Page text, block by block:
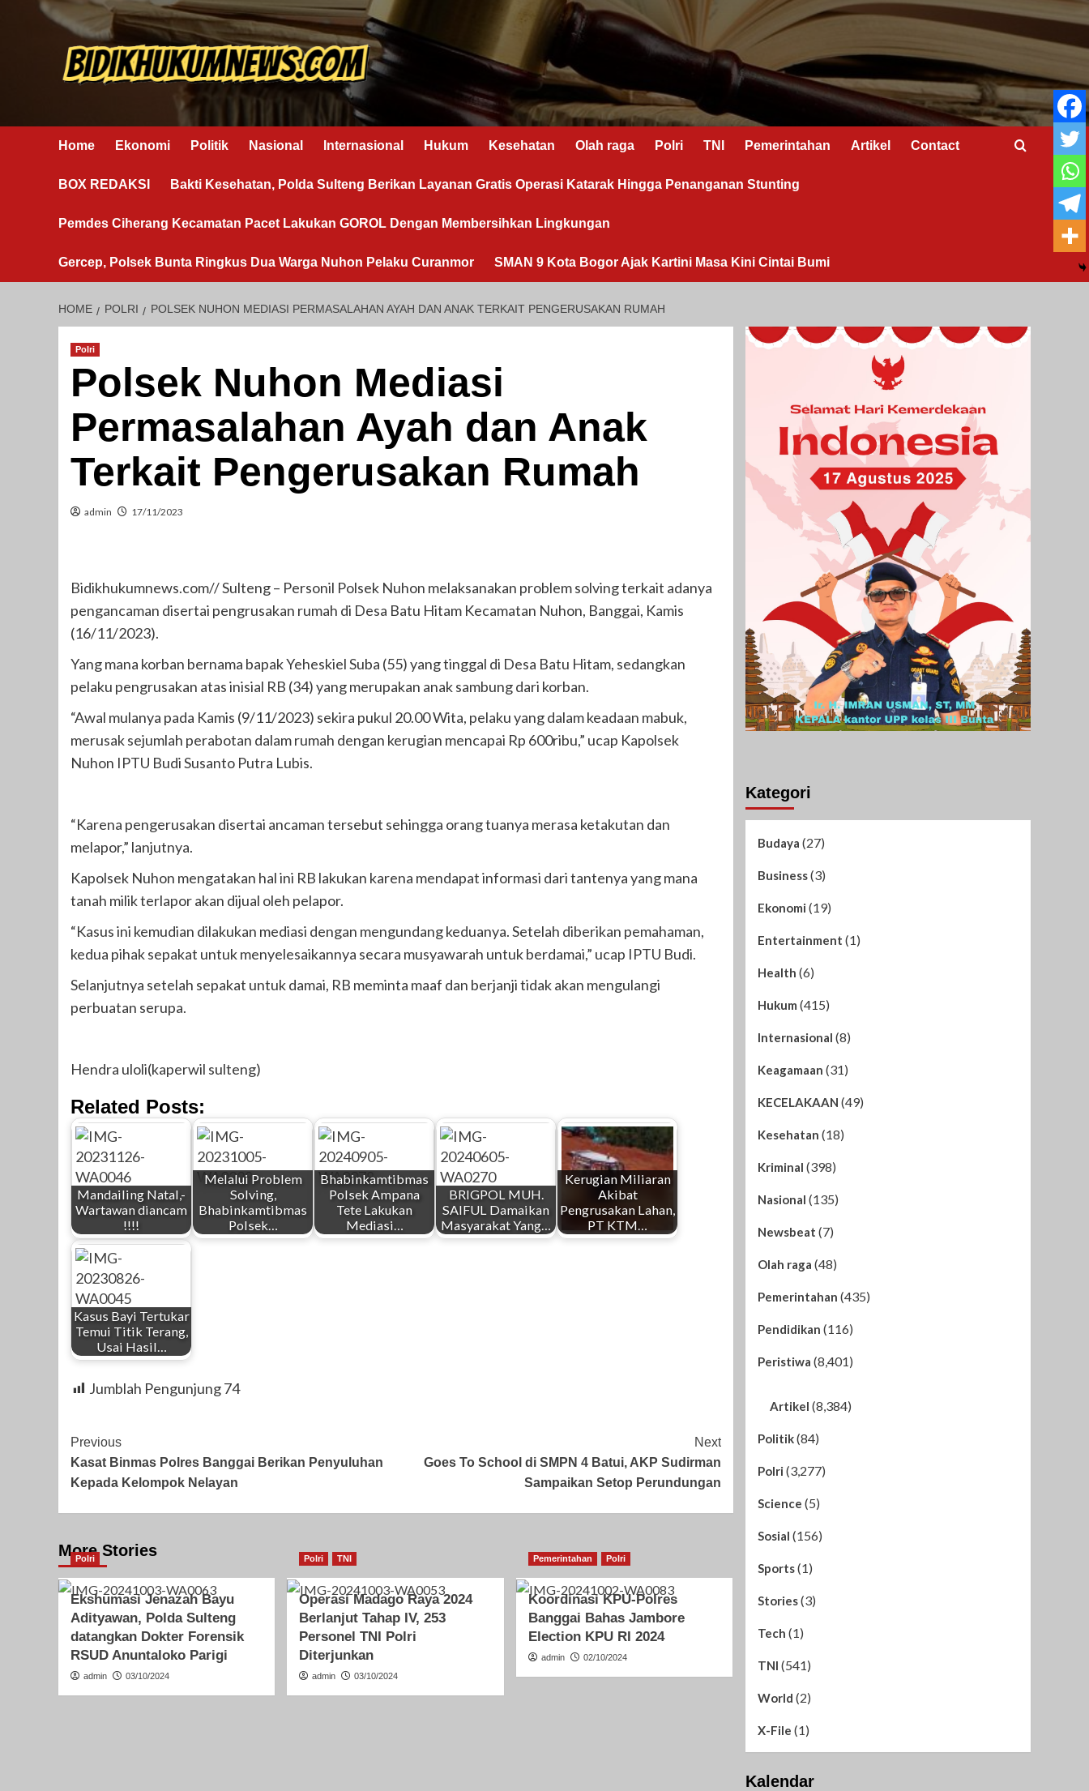
Home Ekonomi Politik Nasional Internasional Hukum Kesehatan Olah raga Polri TNI Pemerintahan Artikel Contact
BOX REDAKSI Bakti Kesehatan, Polda Sulteng Berikan Layanan Gratis Operasi Katarak Hingga Penanganan Stunting
Pemdes Ciherang Kecamatan Pacet Lakukan GOROL Dengan Membersihkan Lingkungan
Gercep, Polsek Bunta Ringkus Dua Warga Nuhon Pelaku Curanmor SMAN 9 Kota Bogor Ajak Kartini Masa Kini Cintai Bumi
HOME POLRI POLSEK NUHON MEDIASI PERMASALAHAN AYAH DAN ANAK TERKAIT PENGERUSAKAN RUMAH
Polri
Polsek Nuhon Mediasi
Permasalahan Ayah dan Anak
Terkait Pengerusakan Rumah
admin 17/11/2023
Bidikhukumnews.com// Sulteng – Personil Polsek Nuhon melaksanakan problem solving terkait adanya
pengancaman disertai pengrusakan rumah di Desa Batu Hitam Kecamatan Nuhon, Banggai, Kamis
(16/11/2023).
Yang mana korban bernama bapak Yeheskiel Suba (55) yang tinggal di Desa Batu Hitam, sedangkan
pelaku pengrusakan atas inisial RB (34) yang merupakan anak sambung dari korban.
“Awal mulanya pada Kamis (9/11/2023) sekira pukul 20.00 Wita, pelaku yang dalam keadaan mabuk,
merusak sejumlah perabotan dalam rumah dengan kerugian mencapai Rp 600ribu,” ucap Kapolsek
Nuhon IPTU Budi Susanto Putra Lubis.
“Karena pengerusakan disertai ancaman tersebut sehingga orang tuanya merasa ketakutan dan
melapor,” lanjutnya.
Kapolsek Nuhon mengatakan hal ini RB lakukan karena mendapat informasi dari tantenya yang mana
tanah milik terlapor akan dijual oleh pelapor.
“Kasus ini kemudian dilakukan mediasi dengan mengundang keduanya. Setelah diberikan pemahaman,
kedua pihak sepakat untuk menyelesaikannya secara musyawarah untuk berdamai,” ucap IPTU Budi.
Selanjutnya setelah sepakat untuk damai, RB meminta maaf dan berjanji tidak akan mengulangi
perbuatan serupa.
Hendra uloli(kaperwil sulteng)
Related Posts:
Mandailing Natal,-
Wartawan diancam
!!!!
Melalui Problem
Solving,
Bhabinkamtibmas
Polsek…
Bhabinkamtibmas
Polsek Ampana
Tete Lakukan
Mediasi…
BRIGPOL MUH.
SAIFUL Damaikan
Masyarakat Yang…
Kerugian Miliaran
Akibat
Pengrusakan Lahan,
PT KTM…
Kasus Bayi Tertukar
Temui Titik Terang,
Usai Hasil…
Jumblah Pengunjung74
Post
Navigation
Previous
Kasat Binmas Polres Banggai Berikan Penyuluhan
Kepada Kelompok Nelayan
Next
Goes To School di SMPN 4 Batui, AKP Sudirman
Sampaikan Setop Perundungan
More Stories
Polri
Ekshumasi Jenazah Bayu
Adityawan, Polda Sulteng
datangkan Dokter Forensik
RSUD Anuntaloko Parigi
admin 03/10/2024
Polri TNI
Operasi Madago Raya 2024
Berlanjut Tahap IV, 253
Personel TNI Polri
Diterjunkan
admin 03/10/2024
Pemerintahan Polri
Koordinasi KPU-Polres
Banggai Bahas Jambore
Election KPU RI 2024
admin 02/10/2024
Kategori
Budaya (27)
Business(3)
Ekonomi (19)
Entertainment (1)
Health (6)
Hukum (415)
Internasional (8)
Keagamaan (31)
KECELAKAAN (49)
Kesehatan (18)
Kriminal (398)
Nasional (135)
Newsbeat (7)
Olah raga (48)
Pemerintahan (435)
Pendidikan (116)
Peristiwa (8,401)
Artikel (8,384)
Politik(84)
Polri (3,277)
Science (5)
Sosial (156)
Sports(1)
Stories(3)
Tech (1)
TNI (541)
World (2)
X-File (1)
Kalendar